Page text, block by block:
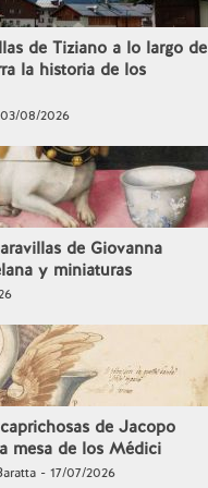
de Tiziano a lo largo de
la historia de los
08/2026
de Giovanna
y miniaturas
de Jacopo
mesa de los Médici
- 17/07/2026